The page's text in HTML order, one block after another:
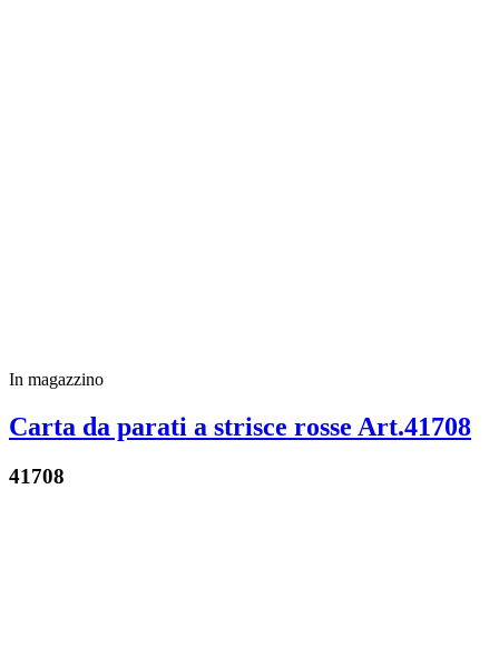
In magazzino
Carta da parati a strisce rosse Art.41708
41708